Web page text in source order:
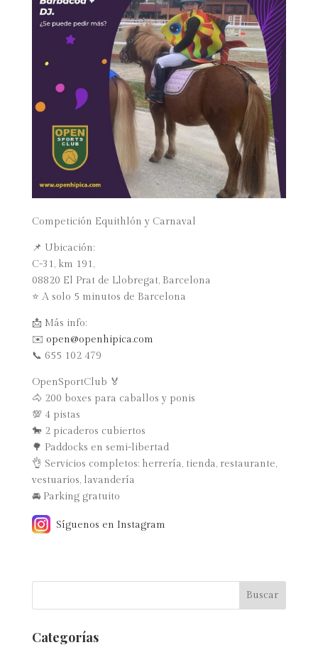
Competición Equithlón y Carnaval
📌 Ubicación:
C-31, km 191,
08820 El Prat de Llobregat, Barcelona
⭐ A solo 5 minutos de Barcelona
📩 Más info:
✉️ open@openhipica.com
📞 655 102 479
OpenSportClub 🏅
🐴 200 boxes para caballos y ponis
💯 4 pistas
🐎 2 picaderos cubiertos
🌳 Paddocks en semi-libertad
👌 Servicios completos: herrería, tienda, restaurante,
vestuarios, lavandería
🚘 Parking gratuito
Síguenos en Instagram
Categorías